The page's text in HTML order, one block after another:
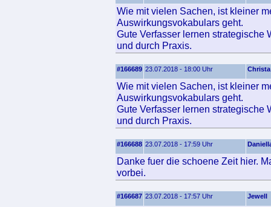
Wie mit vielen Sachen, ist kleiner
Auswirkungsvokabulars geht.
Gute Verfasser lernen strategische
und durch Praxis.
#166689 23.07.2018 - 18:00 Uhr Christa
Wie mit vielen Sachen, ist kleiner
Auswirkungsvokabulars geht.
Gute Verfasser lernen strategische
und durch Praxis.
#166688 23.07.2018 - 17:59 Uhr
Danke fuer die schoene Zeit hier.
vorbei.
#166687 23.07.2018 - 17:57 Uhr Jewell